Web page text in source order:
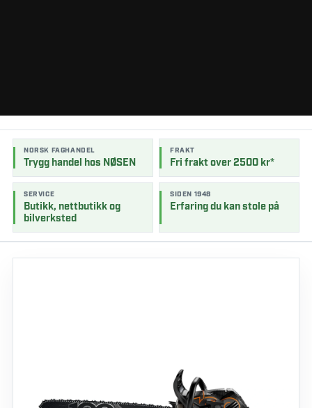
NORSK FAGHANDEL
Trygg handel hos NØSEN
FRAKT
Fri frakt over 2500 kr*
SERVICE
Butikk, nettbutikk og
bilverksted
SIDEN 1948
Erfaring du kan stole på